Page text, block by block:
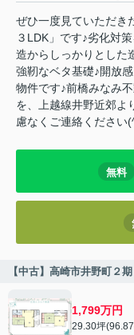
ぜひ一度見ていただき
３LDK」です♪劣化対
造からしっかりとした
強靭なベタ基礎♪開放
物件です♪前橋みなみ
を、上越線井野近郊よ
慮なくご連絡ください
無料
【中古】高崎市井野町２
1,799万円
29.30坪